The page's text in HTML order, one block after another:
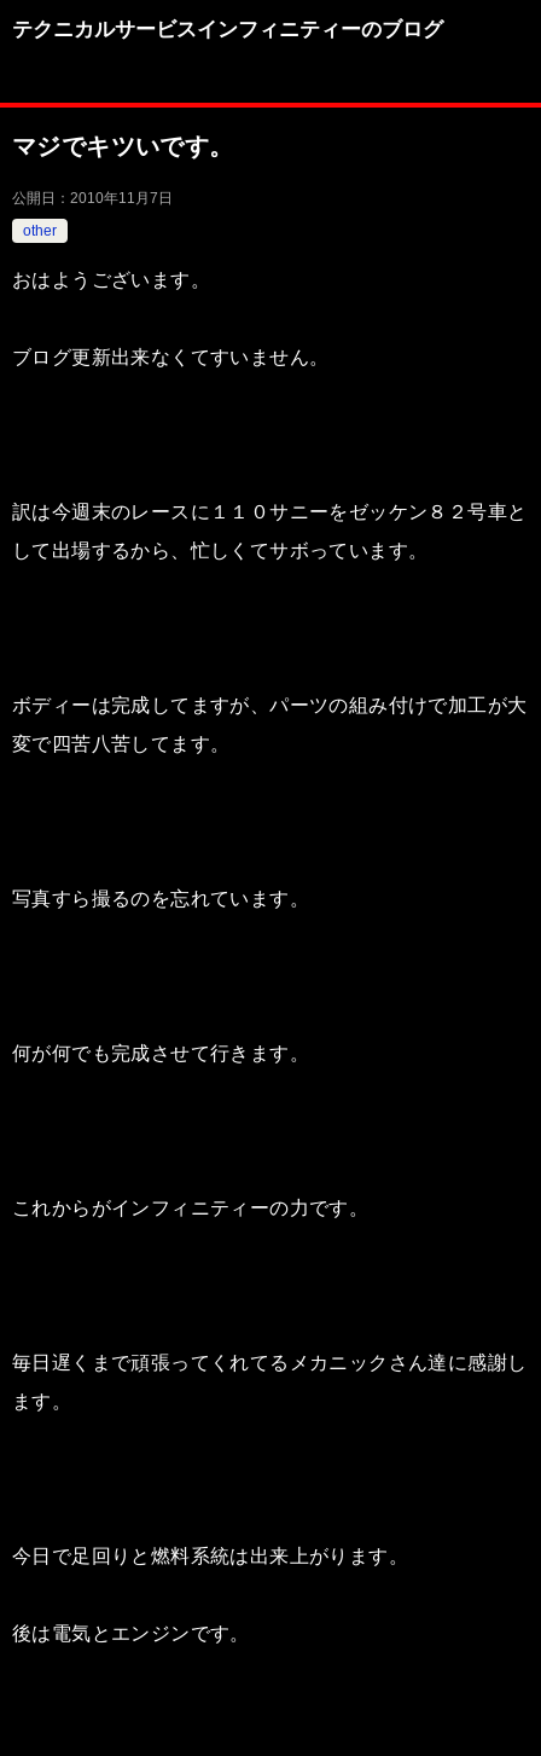
テクニカルサービスインフィニティーのブログ
マジでキツいです。
公開日： 2010年11月7日
other
おはようございます。
ブログ更新出来なくてすいません。
訳は今週末のレースに１１０サニーをゼッケン８２号車と
して出場するから、忙しくてサボっています。
ボディーは完成してますが、パーツの組み付けで加工が大
変で四苦八苦してます。
写真すら撮るのを忘れています。
何が何でも完成させて行きます。
これからがインフィニティーの力です。
毎日遅くまで頑張ってくれてるメカニックさん達に感謝し
ます。
今日で足回りと燃料系統は出来上がります。
後は電気とエンジンです。